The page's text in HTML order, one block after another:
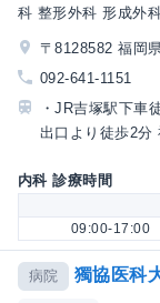
科 整形外科 形成外科
〒8128582 福岡
092-641-1151
・JR吉塚駅下車
出口より徒歩2分
内科 診療時間
09:00-17:00
病院 獨協医科